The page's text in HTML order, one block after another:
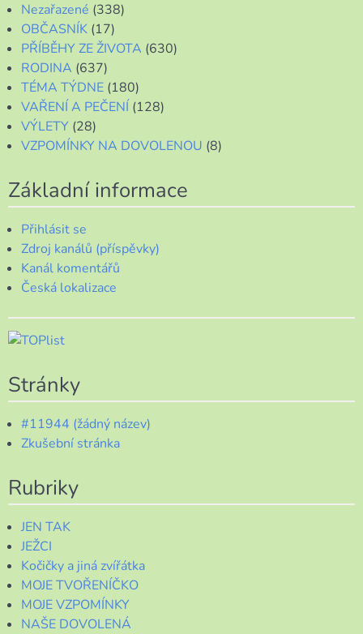
Nezařazené (338)
OBČASNÍK (17)
PŘÍBĚHY ZE ŽIVOTA (630)
RODINA (637)
TÉMA TÝDNE (180)
VAŘENÍ A PEČENÍ (128)
VÝLETY (28)
VZPOMÍNKY NA DOVOLENOU (8)
Základní informace
Přihlásit se
Zdroj kanálů (příspěvky)
Kanál komentářů
Česká lokalizace
Stránky
#11944 (žádný název)
Zkušební stránka
Rubriky
JEN TAK
JEŽCI
Kočičky a jiná zvířátka
MOJE TVOŘENÍČKO
MOJE VZPOMÍNKY
NAŠE DOVOLENÁ